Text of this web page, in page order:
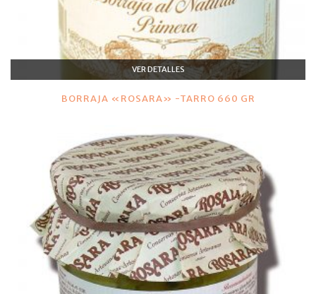
VER DETALLES
BORRAJA «ROSARA» -TARRO 660 GR